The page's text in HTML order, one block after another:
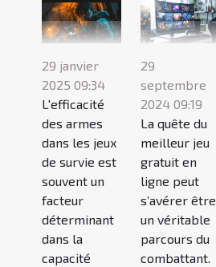
29 janvier
2025 09:34
L'efficacité
des armes
dans les jeux
de survie est
souvent un
facteur
déterminant
dans la
capacité
29
septembre
2024 09:19
La quête du
meilleur jeu
gratuit en
ligne peut
s’avérer être
un véritable
parcours du
combattant.